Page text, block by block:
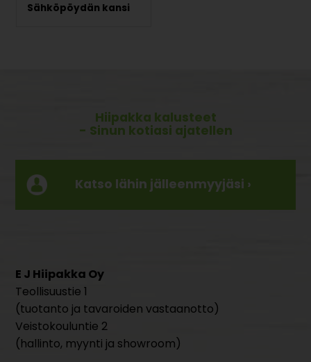
Sähköpöydän kansi
Hiipakka kalusteet
- Sinun kotiasi ajatellen
Katso lähin jälleenmyyjäsi ›
E J Hiipakka Oy
Teollisuustie 1
(tuotanto ja tavaroiden vastaanotto)
Veistokouluntie 2
(hallinto, myynti ja showroom)